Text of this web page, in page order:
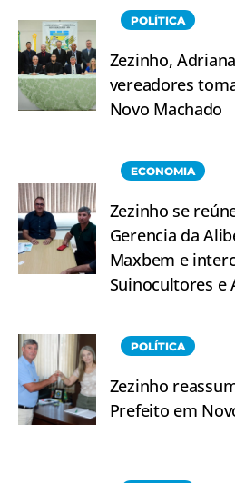
POLÍTICA
Zezinho,
vereadores
Novo Machado
ECONOMIA
Zezinho se
Gerencia da
Maxbem e
Suinocultores e
POLÍTICA
Zezinho
Prefeito em